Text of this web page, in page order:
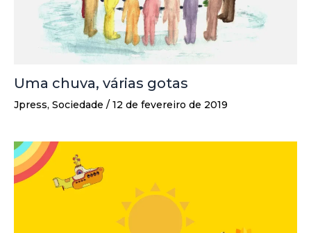
Uma chuva, várias gotas
Jpress, Sociedade / 12 de fevereiro de 2019